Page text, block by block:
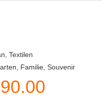
Textilen
Familie, Souvenir